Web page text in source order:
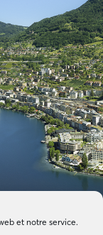
et notre service.